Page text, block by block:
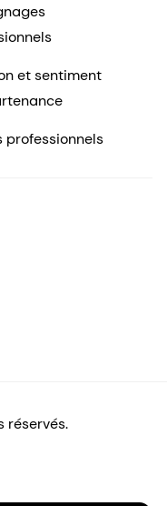
et sentiment
professionnels
réservés.